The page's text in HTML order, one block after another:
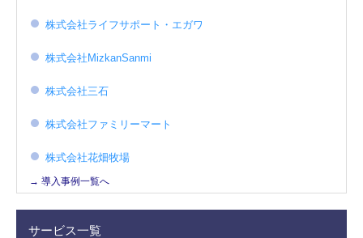
株式会社ライフサポート・エガワ
株式会社MizkanSanmi
株式会社三石
株式会社ファミリーマート
株式会社花畑牧場
→ 導入事例一覧へ
サービス一覧